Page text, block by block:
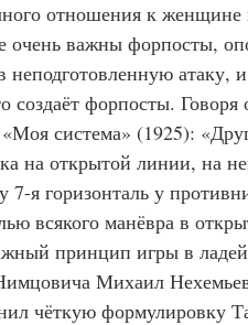
отношения к женщине
атаку,
создаёт форпосты.
система» (1925):
на открытой линии, на
я горизонталь у
всякого манёвра в
Михаил
чёткую